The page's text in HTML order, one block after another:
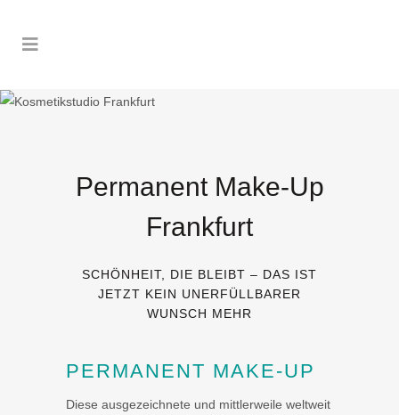
Permanent Make-Up
Frankfurt
SCHÖNHEIT, DIE BLEIBT – DAS IST
JETZT KEIN UNERFÜLLBARER
WUNSCH MEHR
PERMANENT MAKE-UP
Diese ausgezeichnete und mittlerweile weltweit